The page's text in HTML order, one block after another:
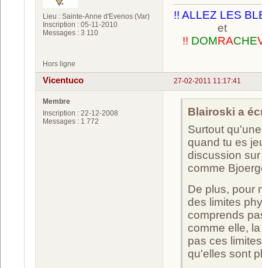
Lieu : Sainte-Anne d'Evenos (Var)
Inscription : 05-11-2010
Messages : 3 110
!! ALLEZ LES
et
!! DOMRACHE
Hors ligne
27-02-2011 11:17:41
Vicentuco
Membre
Inscription : 22-12-2008
Messages : 1 772
Blairoski a
Surtout
quand tu es
discussion
comme
De plus, pour
des limites
comprends
comme elle,
pas ces
qu'elles sont